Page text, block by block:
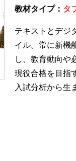
教材タイプ： タ
テキストとデジ
イル。常に新機
し、教育動向や
現役合格を目指
入試分析から生